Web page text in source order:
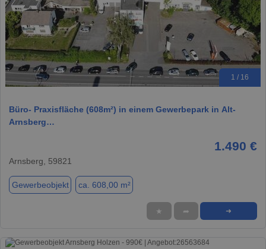
1 / 16
Büro- Praxisfläche (608m²) in einem Gewerbepark in Alt-
Arnsberg…
1.490 €
Arnsberg, 59821
Gewerbeobjekt ca. 608,00 m²
★ ➦ ➜